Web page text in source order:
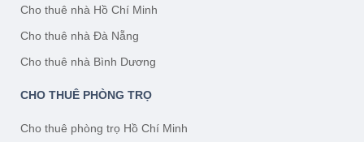
Cho thuê nhà Hồ Chí Minh
Cho thuê nhà Đà Nẵng
Cho thuê nhà Bình Dương
CHO THUÊ PHÒNG TRỌ
Cho thuê phòng trọ Hồ Chí Minh